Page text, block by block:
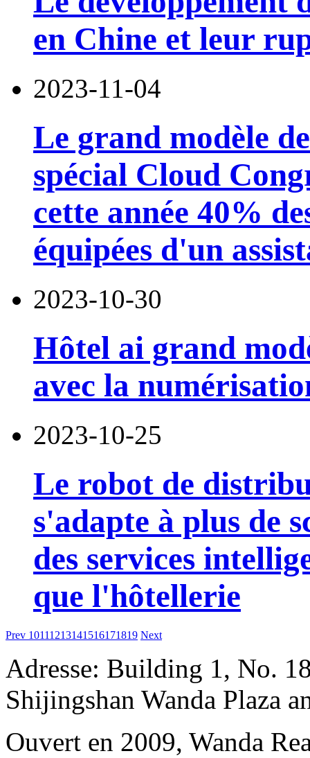
en Chine et leur
2023-11-04
Le grand modèle
spécial Cloud
cette année 40%
équipées d'un
2023-10-30
Hôtel ai grand
avec la
2023-10-25
Le robot de
s'adapte à plus de
des services
que l'hôtellerie
Prev 10111213141516171819 Next
Adresse: Building 1, No.
Shijingshan Wanda Plaza
Ouvert en 2009, Wanda